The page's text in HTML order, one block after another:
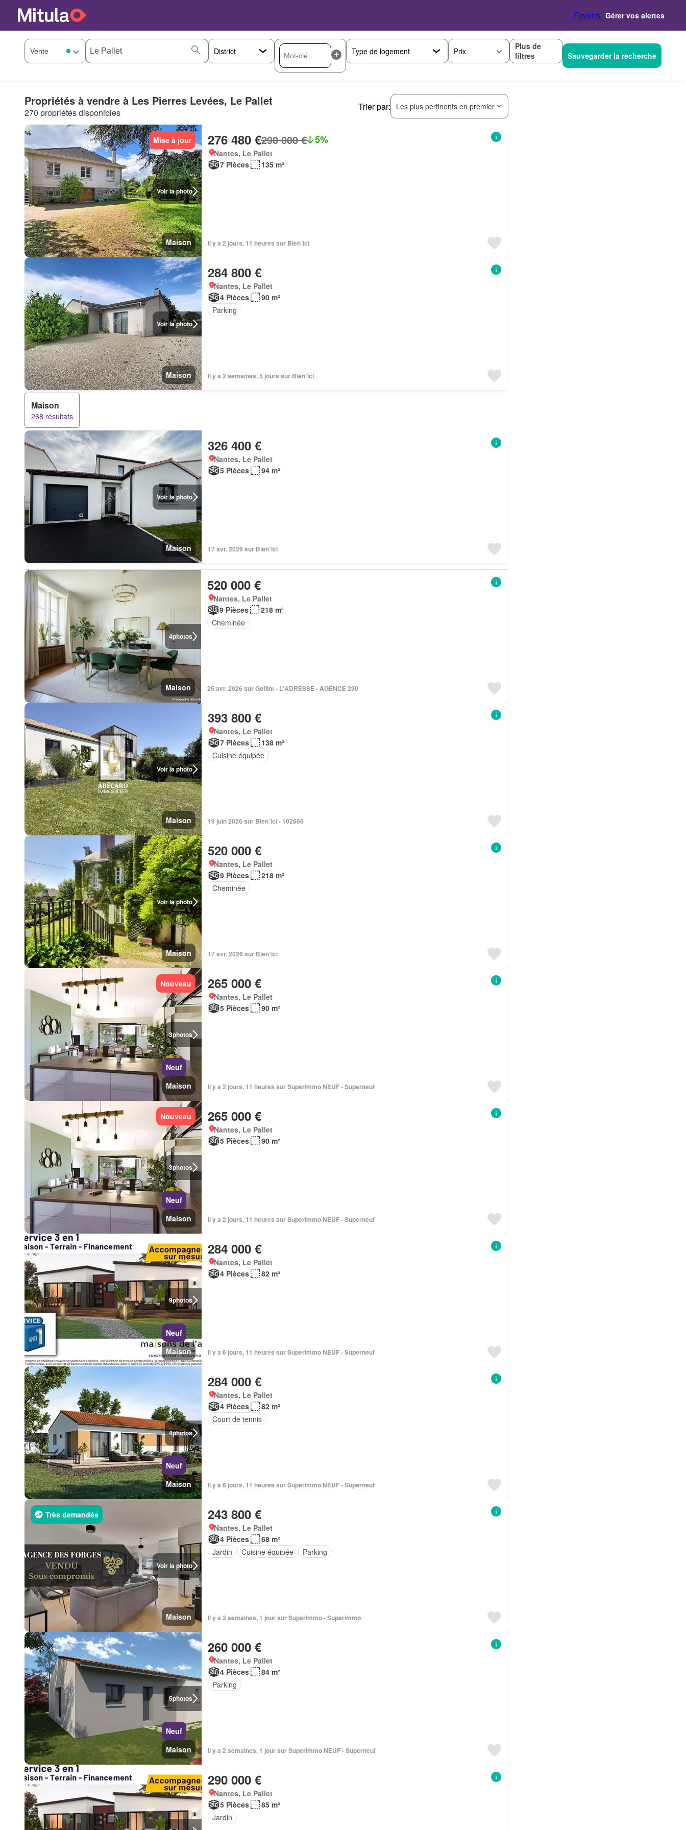
Favoris Gérer vos alertes
Prix
Plus de
filtres
Sauvegarder la recherche
Propriétés à vendre à Les Pierres Levées, Le Pallet
270 propriétés disponibles
Trier par: Les plus pertinents en premier
Voir la photo
Mise à jour
Maison
276 480 €290 000 € 5%
Nantes, Le Pallet
7 Pièces
135 m²
Il y a 2 jours, 11 heures sur Bien´ici
Voir la photo
Maison
284 800 €
Nantes, Le Pallet
4 Pièces
90 m²
Parking
Il y a 2 semaines, 5 jours sur Bien´ici
Maison
268 résultats
Voir la photo
Maison
326 400 €
Nantes, Le Pallet
5 Pièces
94 m²
17 avr. 2026 sur Bien´ici
4photos
Maison
520 000 €
Nantes, Le Pallet
9 Pièces
218 m²
Cheminée
25 avr. 2026 sur Goflint - L'ADRESSE - AGENCE 230
Voir la photo
Maison
393 800 €
Nantes, Le Pallet
7 Pièces
138 m²
Cuisine équipée
19 juin 2026 sur Bien´ici - 102666
Voir la photo
Maison
520 000 €
Nantes, Le Pallet
9 Pièces
218 m²
Cheminée
17 avr. 2026 sur Bien´ici
3photos
Nouveau
Neuf
Maison
265 000 €
Nantes, Le Pallet
5 Pièces
90 m²
Il y a 2 jours, 11 heures sur Superimmo NEUF - Superneuf
3photos
Nouveau
Neuf
Maison
265 000 €
Nantes, Le Pallet
5 Pièces
90 m²
Il y a 2 jours, 11 heures sur Superimmo NEUF - Superneuf
9photos
Neuf
Maison
284 000 €
Nantes, Le Pallet
4 Pièces
82 m²
Il y a 6 jours, 11 heures sur Superimmo NEUF - Superneuf
4photos
Neuf
Maison
284 000 €
Nantes, Le Pallet
4 Pièces
82 m²
Court de tennis
Il y a 6 jours, 11 heures sur Superimmo NEUF - Superneuf
Voir la photo
Très demandée
Maison
243 800 €
Nantes, Le Pallet
4 Pièces
68 m²
Jardin
Cuisine équipée Parking
Il y a 2 semaines, 1 jour sur Superimmo - Superimmo
5photos
Neuf
Maison
260 000 €
Nantes, Le Pallet
4 Pièces
84 m²
Parking
Il y a 2 semaines, 1 jour sur Superimmo NEUF - Superneuf
290 000 €
Nantes, Le Pallet
5 Pièces
85 m²
Jardin